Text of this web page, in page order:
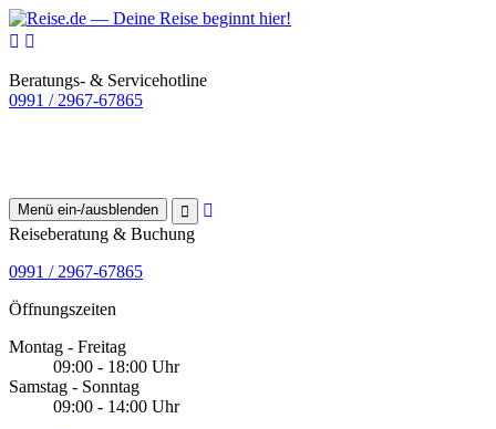
Beratungs- & Servicehotline
0991 / 2967-67865
Menü ein-/ausblenden
Reiseberatung & Buchung
0991 / 2967-67865
Öffnungszeiten
Montag - Freitag
09:00 - 18:00 Uhr
Samstag - Sonntag
09:00 - 14:00 Uhr